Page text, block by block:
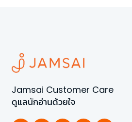
Jamsai Customer Care
ดูแลนักอ่านด้วยใจ